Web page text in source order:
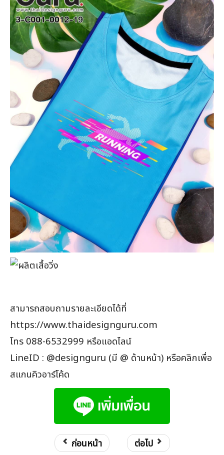
สามารถสอบถามรายละเอียดได้ที่
https://www.thaidesignguru.com
โทร 088-6532999 หรือแอดไลน์
LineID : @designguru (มี @ ด้านหน้า) หรือคลิกเพื่อ
สแกนคิวอาร์โค้ด
ก่อนหน้า ต่อไป